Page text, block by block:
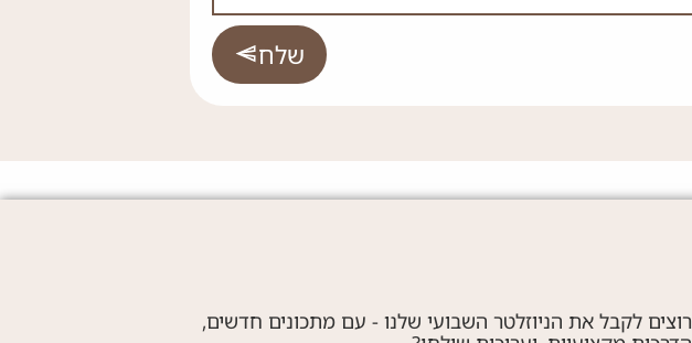
שלח
רוצים לקבל את הניוזלטר השבועי שלנו - עם מתכונים חדשים,